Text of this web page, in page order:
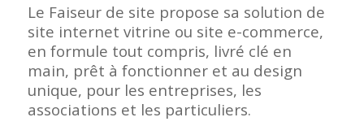
Le Faiseur de site propose sa solution de
site internet vitrine ou site e-commerce,
en formule tout compris, livré clé en
main, prêt à fonctionner et au design
unique, pour les entreprises, les
associations et les particuliers.